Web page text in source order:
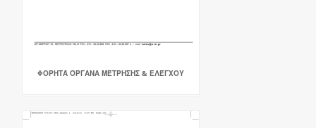
ΦΟΡΗΤΆ ΌΡΓΑΝΑ ΜΈΤΡΗΣΗΣ & ΕΛΈΓΧΟΥ